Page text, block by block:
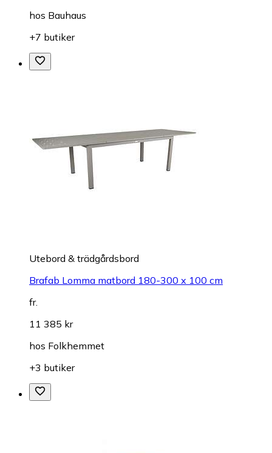
hos Bauhaus
+7 butiker
Utebord & trädgårdsbord
Brafab Lomma matbord 180-300 x 100 cm
fr.
11 385 kr
hos Folkhemmet
+3 butiker